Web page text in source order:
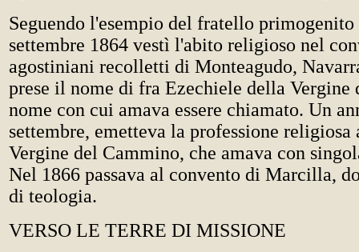
Seguendo l'esempio del fratello
settembre 1864 vestì l'abito religioso nel
agostiniani recolletti di Monteagudo,
prese il nome di fra Ezechiele della Vergine
nome con cui amava essere chiamato. Un
settembre, emetteva la professione
Vergine del Cammino, che amava con
Nel 1866 passava al convento di Marcilla,
di teologia.
VERSO LE TERRE DI MISSIONE